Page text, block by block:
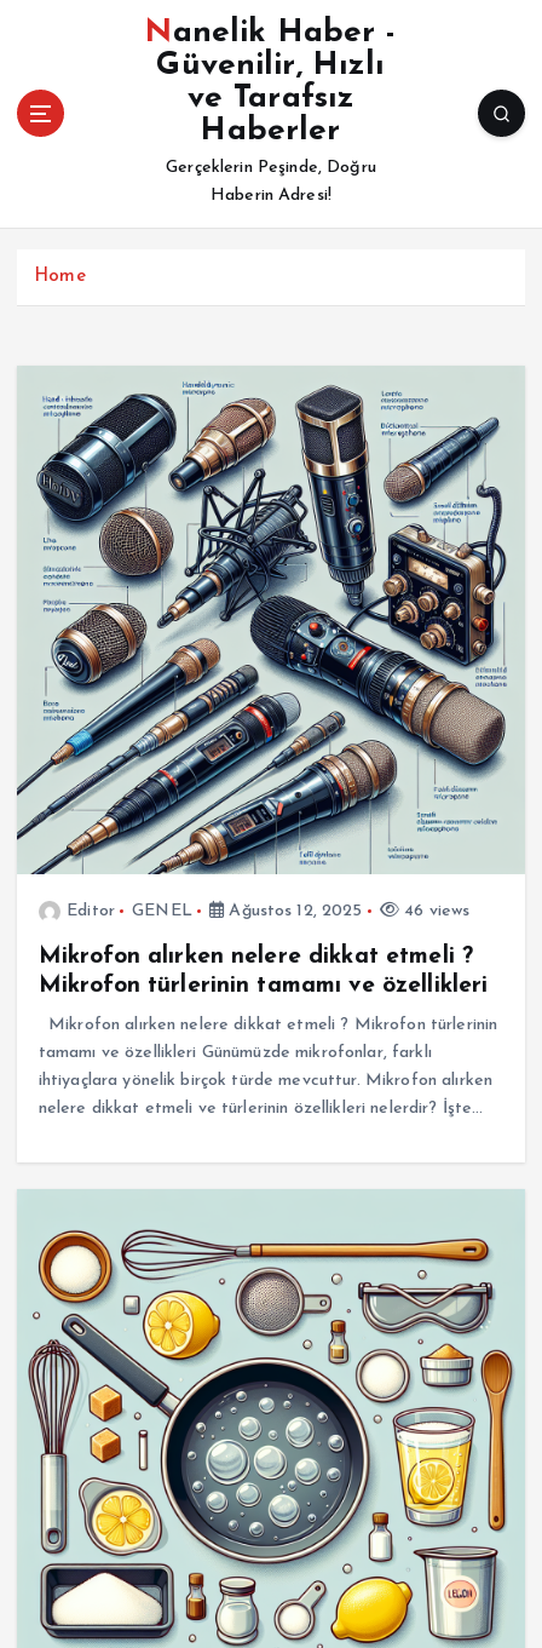
Nanelik Haber -
Güvenilir, Hızlı
ve Tarafsız
Haberler
Gerçeklerin Peşinde, Doğru
Haberin Adresi!
Home
Editor GENEL Ağustos 12, 2025 46 views
Mikrofon alırken nelere dikkat etmeli ?
Mikrofon türlerinin tamamı ve özellikleri
Mikrofon alırken nelere dikkat etmeli ? Mikrofon türlerinin
tamamı ve özellikleri Günümüzde mikrofonlar, farklı
ihtiyaçlara yönelik birçok türde mevcuttur. Mikrofon alırken
nelere dikkat etmeli ve türlerinin özellikleri nelerdir? İşte…